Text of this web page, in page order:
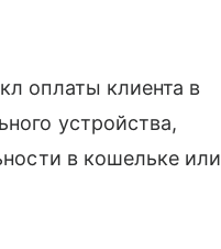
оплаты клиента в
устройства,
в кошельке или